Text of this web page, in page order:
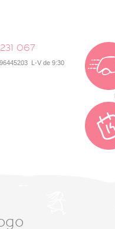
067
L-V de 9:30